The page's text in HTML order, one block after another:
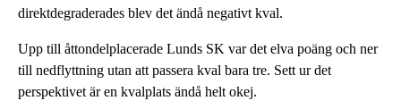
direktdegraderades blev det ändå negativt kval.
Upp till åttondelplacerade Lunds SK var det elva poäng och ner
till nedflyttning utan att passera kval bara tre. Sett ur det
perspektivet är en kvalplats ändå helt okej.